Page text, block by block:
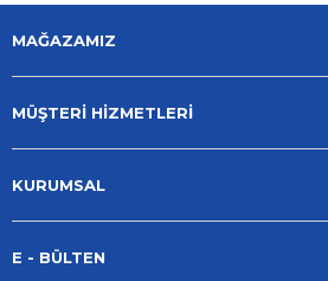
MAĞAZAMIZ
MÜŞTERİ HİZMETLERİ
KURUMSAL
E - BÜLTEN